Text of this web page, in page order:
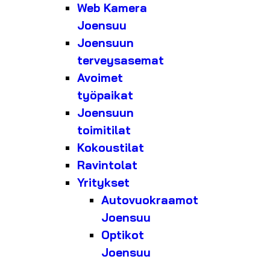
Web Kamera
Joensuu
Joensuun
terveysasemat
Avoimet
työpaikat
Joensuun
toimitilat
Kokoustilat
Ravintolat
Yritykset
Autovuokraamot
Joensuu
Optikot
Joensuu